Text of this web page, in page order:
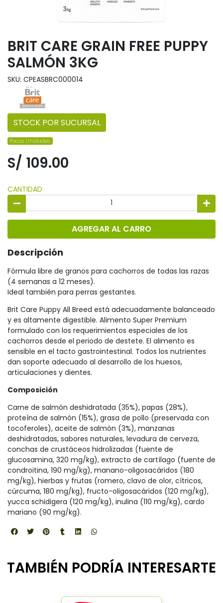
BRIT CARE GRAIN FREE PUPPY
SALMÓN 3KG
SKU: CPEASBRC000014
STOCK POR SUCURSAL
Pocas Unidades.
S/ 109.00
CANTIDAD
AGREGAR AL CARRO
Descripción
Fórmula libre de granos para cachorros de todas las razas
(4 semanas a 12 meses).
Ideal también para perras gestantes.
Brit Care Puppy All Breed está adecuadamente balanceado
y es altamente digestible. Alimento Super Premium
formulado con los requerimientos especiales de los
cachorros desde el periodo de destete. El alimento es
sensible en el tacto gastrointestinal. Todos los nutrientes
dan soporte adecuado al desarrollo de los huesos,
articulaciones y dientes.
Composición
Carne de salmón deshidratada (35%), papas (28%),
proteína de salmón (15%), grasa de pollo (preservada con
tocoferoles), aceite de salmón (3%), manzanas
deshidratadas, sabores naturales, levadura de cerveza,
conchas de crustáceos hidrolizadas (fuente de
glucosamina, 320 mg/kg), extracto de cartílago (fuente de
condroitina, 190 mg/kg), manano-oligosacáridos (180
mg/kg), hierbas y frutas (romero, clavo de olor, cítricos,
cúrcuma, 180 mg/kg), fructo-oligosacáridos (120 mg/kg),
yucca schidigera (120 mg/kg), inulina (110 mg/kg), cardo
mariano (90 mg/kg).
TAMBIÉN PODRÍA INTERESARTE